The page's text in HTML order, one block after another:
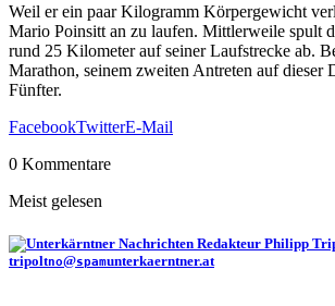
Weil er ein paar Kilogramm Körpergewicht
Mario Poinsitt an zu laufen. Mittlerweile spult
rund 25 Kilometer auf seiner Laufstrecke ab.
Marathon, seinem zweiten Antreten auf dieser
Fünfter.
FacebookTwitterE-Mail
0 Kommentare
Meist gelesen
tripoltno@spamunterkaerntner.at